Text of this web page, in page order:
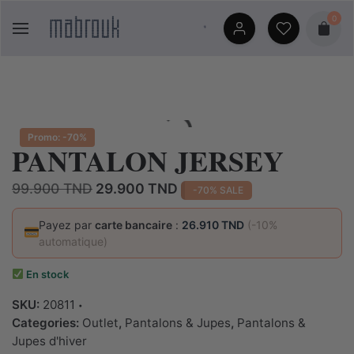
0
Promo: -70%
PANTALON JERSEY
99.900TND Le
prix
initial
était :
99.900 TND.
29.900 TND Le
prix
actuel
29.900 TND.
-70% SALE
Payez parcarte bancaire : 26.910 TND (-10%
automatique)
En stock
SKU: 20811
Categories: Outlet, Pantalons & Jupes, Pantalons &
Jupes d'hiver